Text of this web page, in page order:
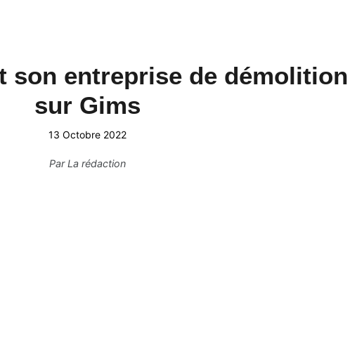
son entreprise de démolition
sur Gims
13 Octobre 2022
ParLa rédaction